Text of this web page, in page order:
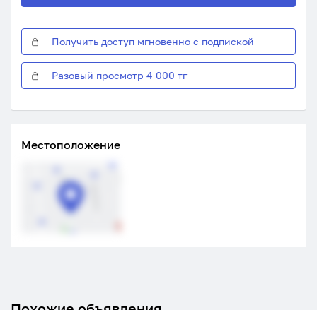
Получить доступ мгновенно с подпиской
Разовый просмотр 4 000 тг
Местоположение